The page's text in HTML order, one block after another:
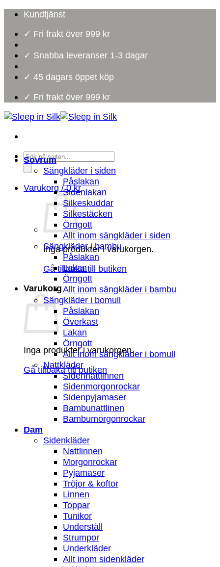
Skip
content
Kundtjänst
✓ Fri frakt över 999 kr
✓ Snabba leveranser 1-3 dagar
✓ 45 dagars öppet köp
✓ Fri frakt över 999 kr
Products
search
Varukorg /0kr
Inga produkter i varukorgen.
Gå tillbaka till butiken
Varukorg
Inga produkter i varukorgen.
Gå tillbaka till butiken
Sovrum
Sängkläder i siden
Påslakan
Sidenlakan
Silkeskuddar
Silkestäcken
Örngott
Allt inom sängkläder i siden
Sängkläder i bambu
Påslakan
Lakan
Örngott
Allt inom sängkläder i bambu
Sängkläder i bomull
Påslakan
Överkast
Lakan
Örngott
Allt inom sängkläder i bomull
Nattkläder
Sidennattlinnen
Sidenmorgonrockar
Sidenpyjamaser
Bambunattlinen
Bambumorgonrockar
Dam
Sidenkläder
Nattlinnen
Morgonrockar
Pyjamaser
Tröjor & koftor
Linnen
Toppar
Tunikor
Underställ
Strumpor
Underkläder
Allt inom sidenkläder